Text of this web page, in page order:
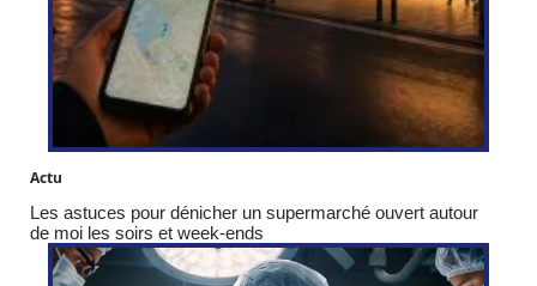
Actu
Les astuces pour dénicher un supermarché ouvert autour
de moi les soirs et week-ends